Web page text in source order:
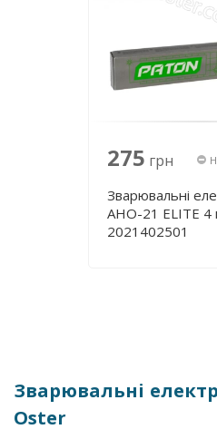
275 грн
Зварювальні
АНО-21 ЕLІТE 4
2021402501
Зварювальні
Oster